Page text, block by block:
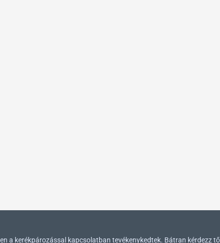
kerékpározással kapcsolatban tevékenykedtek. Bátran kérdezz